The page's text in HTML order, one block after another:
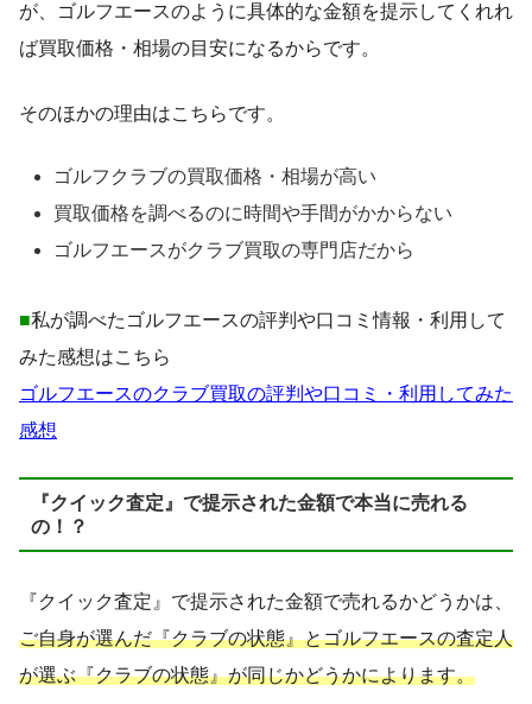
が、ゴルフエースのように具体的な金額を提示してくれれ
ば買取価格・相場の目安になるからです。
そのほかの理由はこちらです。
ゴルフクラブの買取価格・相場が高い
買取価格を調べるのに時間や手間がかからない
ゴルフエースがクラブ買取の専門店だから
■私が調べたゴルフエースの評判や口コミ情報・利用して
みた感想はこちら
ゴルフエースのクラブ買取の評判や口コミ・利用してみた
感想
『クイック査定』で提示された金額で本当に売れる
の！？
『クイック査定』で提示された金額で売れるかどうかは、
ご自身が選んだ『クラブの状態』とゴルフエースの査定人
が選ぶ『クラブの状態』が同じかどうかによります。